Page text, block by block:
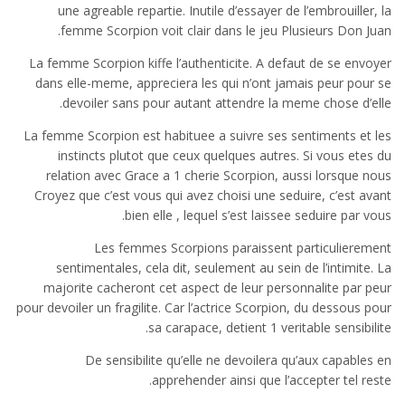
une agreable repartie. Inutile d’essayer de l’embrouiller, la
femme Scorpion voit clair dans le jeu Plusieurs Don Juan.
La femme Scorpion kiffe l’authenticite. A defaut de se envoyer
dans elle-meme, appreciera les qui n’ont jamais peur pour se
devoiler sans pour autant attendre la meme chose d’elle.
La femme Scorpion est habituee a suivre ses sentiments et les
instincts plutot que ceux quelques autres. Si vous etes du
relation avec Grace a 1 cherie Scorpion, aussi lorsque nous
Croyez que c’est vous qui avez choisi une seduire, c’est avant
bien elle , lequel s’est laissee seduire par vous.
Les femmes Scorpions paraissent particulierement
sentimentales, cela dit, seulement au sein de l’intimite. La
majorite cacheront cet aspect de leur personnalite par peur
pour devoiler un fragilite. Car l’actrice Scorpion, du dessous pour
sa carapace, detient 1 veritable sensibilite.
De sensibilite qu’elle ne devoilera qu’aux capables en
apprehender ainsi que l’accepter tel reste.